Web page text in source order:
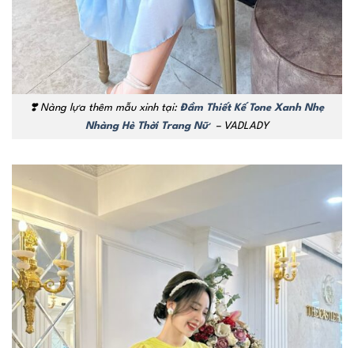
❣️ Nàng lựa thêm mẫu xinh tại: Đầm Thiết Kế Tone Xanh Nhẹ
Nhàng Hè Thời Trang Nữ
– VADLADY